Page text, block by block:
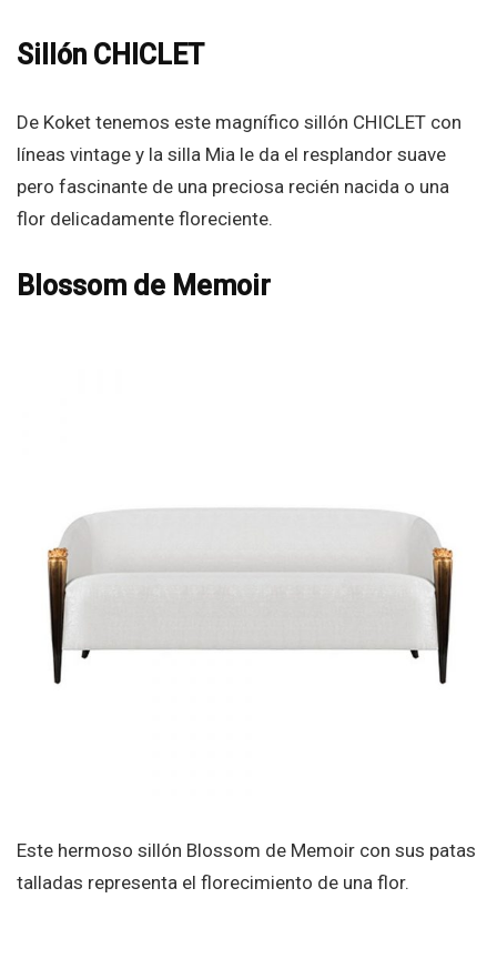
Sillón CHICLET
De Koket tenemos este magnífico sillón CHICLET con
líneas vintage y la silla Mia le da el resplandor suave
pero fascinante de una preciosa recién nacida o una
flor delicadamente floreciente.
Blossom de Memoir
Este hermoso sillón Blossom de Memoir con sus patas
talladas representa el florecimiento de una flor.